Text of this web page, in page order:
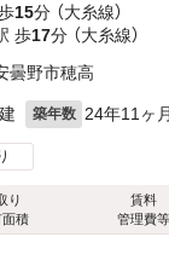
15分 （大糸線）
歩17分 （大糸線）
曇野市穂高
築年数 24年11ヶ月
り
積
賃料
管理費等